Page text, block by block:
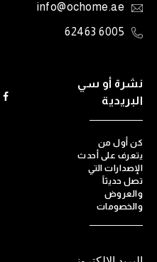
info@ochome.ae
6005 62463
نشرة أو سي
البريدية
كن أول من
يتعرف على أحدث
الإصدارات التي
تصل حديثاً
والعروض
والخصومات